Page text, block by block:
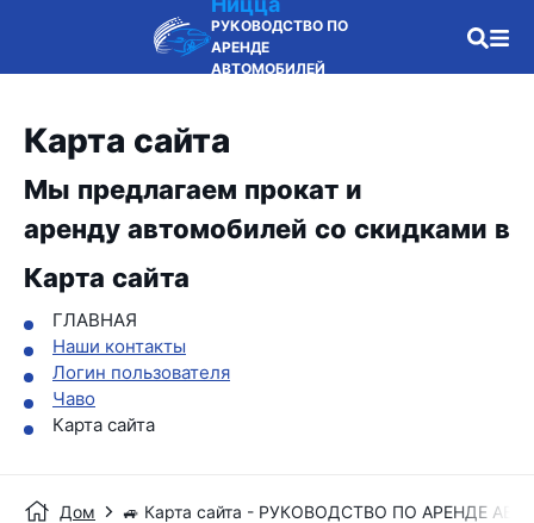
РУКОВОДСТВО ПО
АРЕНДЕ
АВТОМОБИЛЕЙ
Карта сайта
Мы предлагаем прокат и
аренду автомобилей со скидками в
Карта сайта
ГЛАВНАЯ
Наши контакты
Логин пользователя
Чаво
Карта сайта
Дом 🚙 Карта сайта - РУКОВОДСТВО ПО АРЕНДЕ